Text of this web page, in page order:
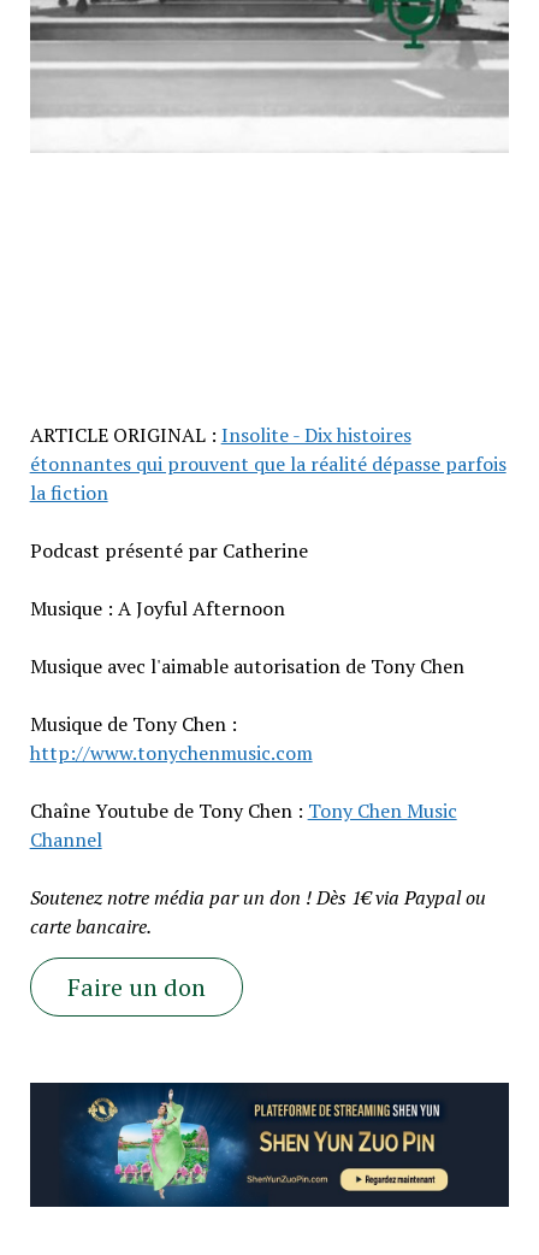
ARTICLE ORIGINAL : Insolite - Dix histoires
étonnantes qui prouvent que la réalité dépasse parfois
la fiction
Podcast présenté par Catherine
Musique : A Joyful Afternoon
Musique avec l'aimable autorisation de Tony Chen
Musique de Tony Chen :
http://www.tonychenmusic.com
Chaîne Youtube de Tony Chen : Tony Chen Music
Channel
Soutenez notre média par un don ! Dès 1€ via Paypal ou
carte bancaire.
Faire un don